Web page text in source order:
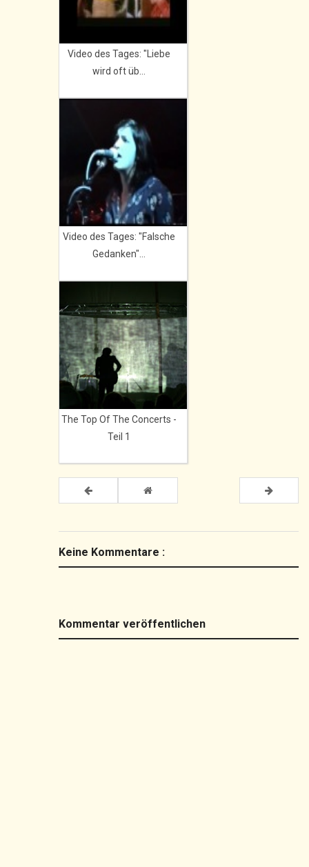
Video des Tages: "Liebe
wird oft üb...
Video des Tages: "Falsche
Gedanken"...
The Top Of The Concerts -
Teil 1
Keine Kommentare :
Kommentar veröffentlichen